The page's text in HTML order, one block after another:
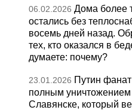
06.02.2026 Дома более
остались без
восемь дней назад.
тех, кто оказался в
думаете: почему?
23.01.2026 Путин
полным уничтожением
Славянске, который